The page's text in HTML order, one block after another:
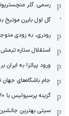
رسمی: گلر
گل اول بایرن مونیخ
رودری، به زودی
استقلال ستاره
ورود پیاتزا به
جام باشگاه‌های جهان تا ۲۰۲۷ در سرزمین
گزینه پرسپولیس با ۷۰ میلیارد تومان به فروش رسید
سیتی بهترین جانشین